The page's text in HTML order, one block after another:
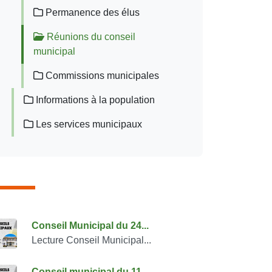
Permanence des élus
Réunions du conseil
municipal
Commissions municipales
Informations à la population
Les services municipaux
également
Conseil Municipal du 24...
Lecture Conseil Municipal...